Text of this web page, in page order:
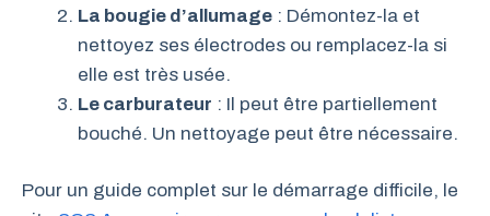
La bougie d’allumage : Démontez-la et
nettoyez ses électrodes ou remplacez-la si
elle est très usée.
Le carburateur : Il peut être partiellement
bouché. Un nettoyage peut être nécessaire.
Pour un guide complet sur le démarrage difficile, le